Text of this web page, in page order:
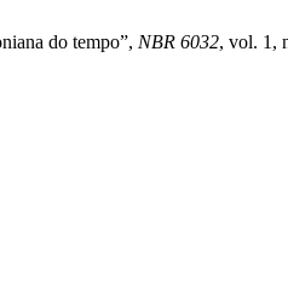
do tempo”, NBR 6032, vol. 1,